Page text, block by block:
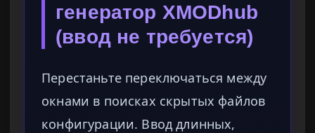
генератор XMODhub
(ввод не требуется)
Перестаньте переключаться между
окнами в поисках скрытых файлов
конфигурации. Ввод длинных,